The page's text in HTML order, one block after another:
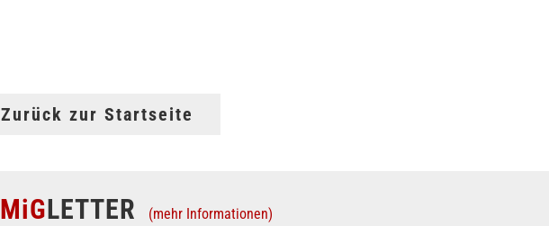
Zurück zur Startseite
MiGLETTER (mehr Informationen)